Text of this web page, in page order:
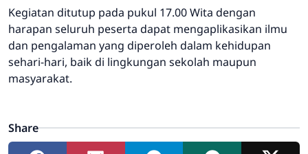
Kegiatan ditutup pada pukul 17.00 Wita dengan
harapan seluruh peserta dapat mengaplikasikan ilmu
dan pengalaman yang diperoleh dalam kehidupan
sehari-hari, baik di lingkungan sekolah maupun
masyarakat.
Share